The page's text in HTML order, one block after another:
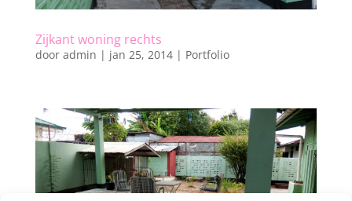
Zijkant woning rechts
door admin | jan 25, 2014| Portfolio